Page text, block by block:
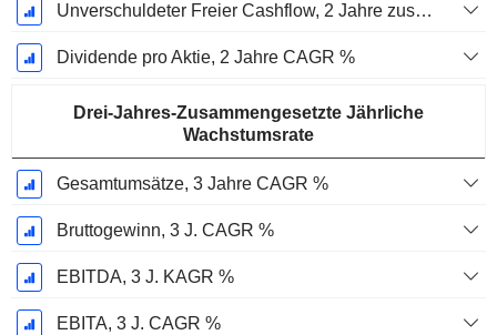
Unverschuldeter Freier Cashflow, 2 Jahre zusammengesetzte jährliche Wachstumsrate %
Dividende pro Aktie, 2 Jahre CAGR %
Drei-Jahres-Zusammengesetzte Jährliche
Wachstumsrate
Gesamtumsätze, 3 Jahre CAGR %
Bruttogewinn, 3 J. CAGR %
EBITDA, 3 J. KAGR %
EBITA, 3 J. CAGR %